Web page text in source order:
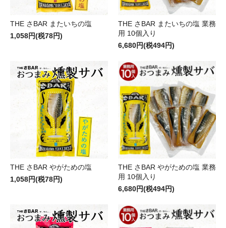
THE さBAR またいちの塩
1,058円(税78円)
THE さBAR またいちの塩 業務
用 10個入り
6,680円(税494円)
THE さBAR やがための塩
1,058円(税78円)
THE さBAR やがための塩 業務
用 10個入り
6,680円(税494円)